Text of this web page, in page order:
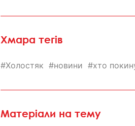
Хмара тегів
Холостяк новини хто
Матеріали на тему